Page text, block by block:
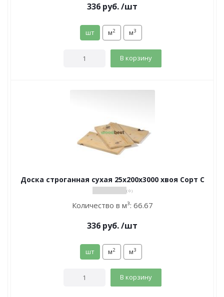
336 руб./шт
шт м2 м3
В корзину
Доска строганная сухая 25х200х3000 хвоя Сорт С
( 0 )
Количество в м³: 66.67
336 руб./шт
шт м2 м3
В корзину